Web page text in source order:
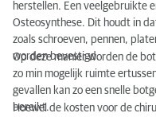
herstellen. Een veelgebruikte
Osteosynthese. Dit houdt in
zoals schroeven, pennen,
worden bevestigd.
Op deze manier worden de
zo min mogelijk ruimte
gevallen kan zo een snelle
bereikt.
Hoewel de kosten voor de